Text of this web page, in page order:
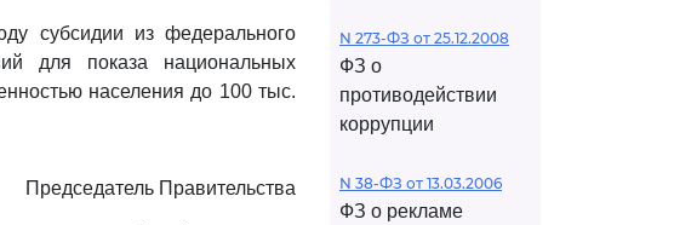
субсидии из федерального
для показа национальных
населения до 100 тыс.
Председатель Правительства
N 273-ФЗ от 25.12.2008
ФЗ о
противодействии
коррупции
N 38-ФЗ от 13.03.2006
ФЗ о рекламе